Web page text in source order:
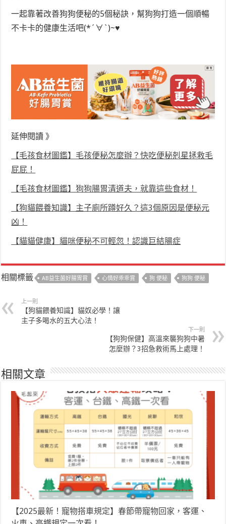
一起靠著改善狗狗便秘的5個秘訣，幫狗狗打造一個順暢
不卡卡的健康生活吧(*´∀`)~♥
延伸閱讀 》
【毛孩食材圖鑑】毛孩便秘怎麼辦？快吃便秘剋星拯救毛
屁屁！
【毛孩食材圖鑑】狗狗腸胃清道夫，就靠這些食材！
【狗貓餵養知識】主子廁所蹲好久？這3個原因是便秘元
凶！
【貓貓健康】貓咪便秘不可輕忽！認識巨結腸症
相關標籤 AB益生菌好腸胃賞 心情好乖乖賞 狗 便秘 狗狗 便秘
上一則
【狗貓餵養知識】貓奴必學！讓
主子多喝水的五大心法！
下一則
【狗狗保健】高溫來襲狗狗中暑
怎麼辦？3招急救術馬上處理！
相關文章
【2025最新！寵物搭車規定】春節帶寵物回家，客運、